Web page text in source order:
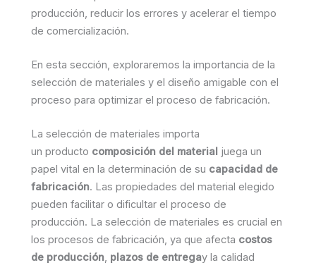
producción, reducir los errores y acelerar el tiempo
de comercialización.
En esta sección, exploraremos la importancia de la
selección de materiales y el diseño amigable con el
proceso para optimizar el proceso de fabricación.
La selección de materiales importa
un producto composición del material juega un
papel vital en la determinación de su capacidad de
fabricación. Las propiedades del material elegido
pueden facilitar o dificultar el proceso de
producción. La selección de materiales es crucial en
los procesos de fabricación, ya que afecta costos
de producción, plazos de entregay la calidad